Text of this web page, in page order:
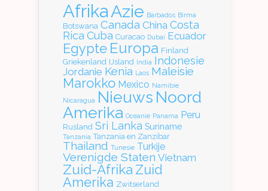
AfrikaAzie Barbados Birma
Botswana Canada China Costa
Rica Cuba Curacao Dubai Ecuador
Egypte Europa Finland
Griekenland IJsland India Indonesie
Jordanie Kenia Laos Maleisie
Marokko Mexico Namibie
Nicaragua Nieuws Noord
Amerika Oceanie Panama Peru
Rusland Sri Lanka Suriname
Tanzania Tanzania en Zanzibar
Thailand Tunesie Turkije
Verenigde Staten Vietnam
Zuid-Afrika Zuid
Amerika Zwitserland